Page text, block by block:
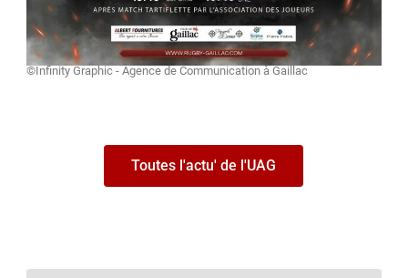
©Infinity Graphic - Agence de Communication à Gaillac
Toutes l'actu' de l'UAG